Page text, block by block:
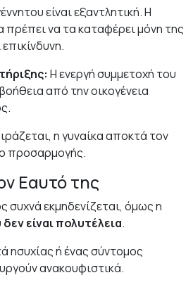
είναι εξαντλητική. Η
πρέπει να τα καταφέρει μόνη της
Η ενεργή συμμετοχή του
από την οικογένεια
η γυναίκα αποκτά τον
προσαρμογής.
Εαυτό της
εκμηδενίζεται, όμως η
δεν είναι πολυτέλεια.
ησυχίας ή ένας σύντομος
ανακουφιστικά.